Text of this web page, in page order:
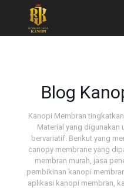
Blog
Kanopi Membran
Material yang digunakan
bervariatif. Berikut yang
canopy membrane yang
membran murah, jasa
pembikinan kanopi
aplikasi kanopi membran,